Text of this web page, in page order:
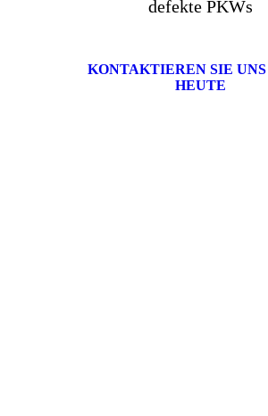
defekte PKWs
KONTAKTIEREN SIE
HEUTE